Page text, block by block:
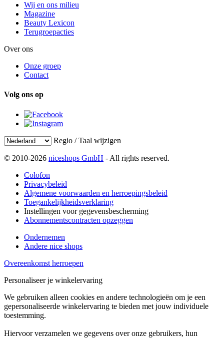
Wij en ons milieu
Magazine
Beauty Lexicon
Terugroepacties
Over ons
Onze groep
Contact
Volg ons op
Regio / Taal wijzigen
© 2010-2026 niceshops GmbH - All rights reserved.
Colofon
Privacybeleid
Algemene voorwaarden en herroepingsbeleid
Toegankelijkheidsverklaring
Instellingen voor gegevensbescherming
Abonnementscontracten opzeggen
Ondernemen
Andere nice shops
Overeenkomst herroepen
Personaliseer je winkelervaring
We gebruiken alleen cookies en andere technologieën om je een
gepersonaliseerde winkelervaring te bieden met jouw individuele
toestemming.
Hiervoor verzamelen we gegevens over onze gebruikers, hun